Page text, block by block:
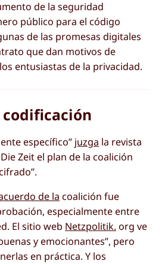
de la seguridad
público para el código
de las promesas digitales
que dan motivos de
entusiastas de la privacidad.
codificación
específico” juzga la revista
Zeit el plan de la coalición
de la coalición fue
especialmente entre
El sitio web Netzpolitik. org ve
y emocionantes”, pero
en práctica. Y los